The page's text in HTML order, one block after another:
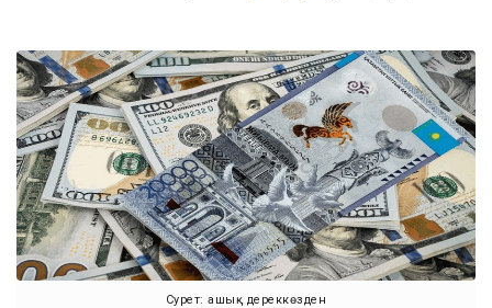
Сурет: ашық дереккөзден